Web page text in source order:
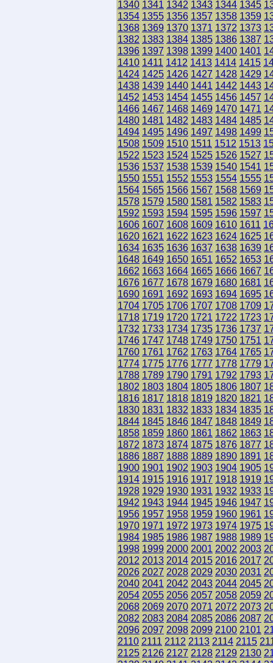
1340 1341 1342 1343 1344 1345
1354 1355 1356 1357 1358 1359
1368 1369 1370 1371 1372 1373
1382 1383 1384 1385 1386 1387
1396 1397 1398 1399 1400 1401
1410 1411 1412 1413 1414 1415
1424 1425 1426 1427 1428 1429
1438 1439 1440 1441 1442 1443
1452 1453 1454 1455 1456 1457
1466 1467 1468 1469 1470 1471
1480 1481 1482 1483 1484 1485
1494 1495 1496 1497 1498 1499
1508 1509 1510 1511 1512 1513
1522 1523 1524 1525 1526 1527
1536 1537 1538 1539 1540 1541
1550 1551 1552 1553 1554 1555
1564 1565 1566 1567 1568 1569
1578 1579 1580 1581 1582 1583
1592 1593 1594 1595 1596 1597
1606 1607 1608 1609 1610 1611
1620 1621 1622 1623 1624 1625
1634 1635 1636 1637 1638 1639
1648 1649 1650 1651 1652 1653
1662 1663 1664 1665 1666 1667
1676 1677 1678 1679 1680 1681
1690 1691 1692 1693 1694 1695
1704 1705 1706 1707 1708 1709
1718 1719 1720 1721 1722 1723
1732 1733 1734 1735 1736 1737
1746 1747 1748 1749 1750 1751
1760 1761 1762 1763 1764 1765
1774 1775 1776 1777 1778 1779
1788 1789 1790 1791 1792 1793
1802 1803 1804 1805 1806 1807
1816 1817 1818 1819 1820 1821
1830 1831 1832 1833 1834 1835
1844 1845 1846 1847 1848 1849
1858 1859 1860 1861 1862 1863
1872 1873 1874 1875 1876 1877
1886 1887 1888 1889 1890 1891
1900 1901 1902 1903 1904 1905
1914 1915 1916 1917 1918 1919
1928 1929 1930 1931 1932 1933
1942 1943 1944 1945 1946 1947
1956 1957 1958 1959 1960 1961
1970 1971 1972 1973 1974 1975
1984 1985 1986 1987 1988 1989
1998 1999 2000 2001 2002 2003
2012 2013 2014 2015 2016 2017
2026 2027 2028 2029 2030 2031
2040 2041 2042 2043 2044 2045
2054 2055 2056 2057 2058 2059
2068 2069 2070 2071 2072 2073
2082 2083 2084 2085 2086 2087
2096 2097 2098 2099 2100 2101
2110 2111 2112 2113 2114 2115
2125 2126 2127 2128 2129 2130